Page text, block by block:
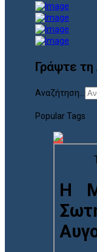
Γράψτε
Αναζήτηση...
Popular Tags